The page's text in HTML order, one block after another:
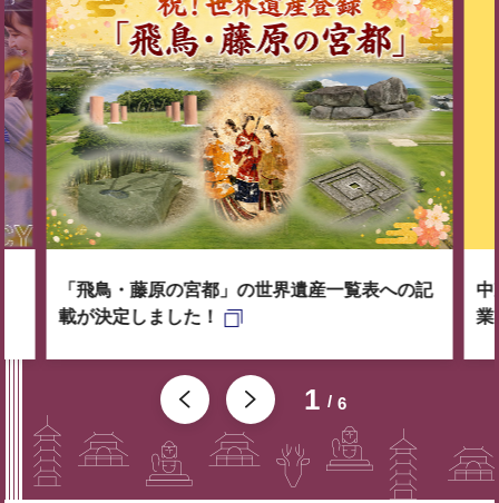
1 6
「飛鳥・藤原の宮都」の世界遺産一覧表への記
載が決定しました！
中
業